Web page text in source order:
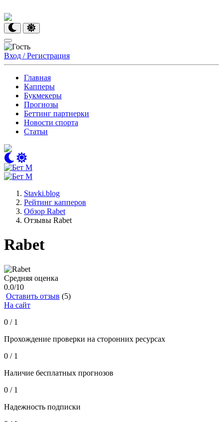
Вход / Регистрация
Главная
Капперы
Букмекеры
Прогнозы
Беттинг партнерки
Новости спорта
Статьи
Stavki.blog
Рейтинг капперов
Обзор Rabet
Отзывы Rabet
Rabet
Средняя оценка
0.0/10
Оставить отзыв (5)
На сайт
0 / 1
Прохождение проверки на сторонних ресурсах
0 / 1
Наличие бесплатных прогнозов
0 / 1
Надежность подписки